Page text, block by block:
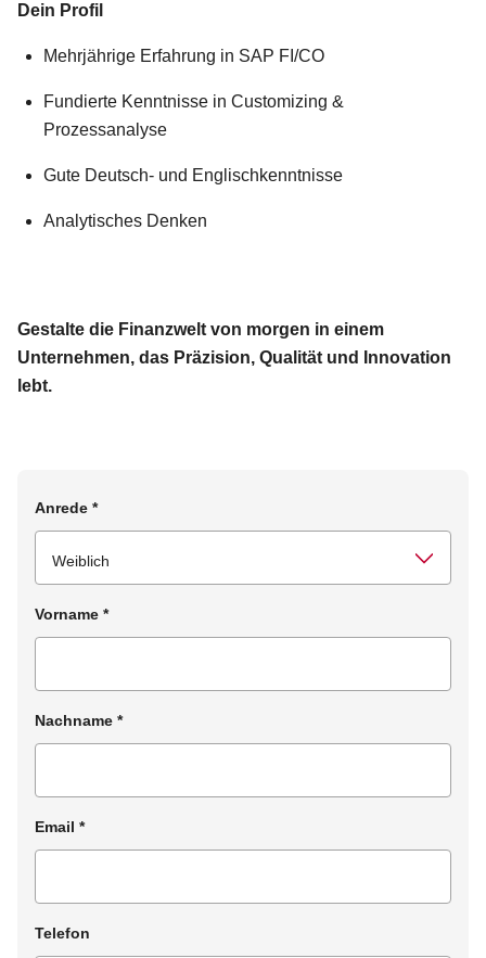
Dein Profil
Mehrjährige Erfahrung in SAP FI/CO
Fundierte Kenntnisse in Customizing &
Prozessanalyse
Gute Deutsch- und Englischkenntnisse
Analytisches Denken
Gestalte die Finanzwelt von morgen in einem
Unternehmen, das Präzision, Qualität und Innovation
lebt.
Anrede *
Vorname *
Nachname *
Email *
Telefon